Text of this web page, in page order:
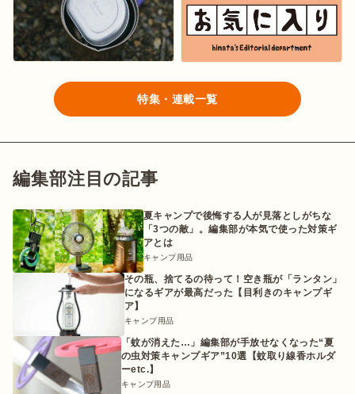
特集・連載一覧
編集部注目の記事
夏キャンプで後悔する人が見落としがちな
「3つの敵」。編集部が本気で使った対策ギ
アとは
キャンプ用品
その瓶、捨てるの待って！空き瓶が「ランタン」
になるギアが最高だった【目利きのキャンプギ
ア】
キャンプ用品
「蚊が消えた…」編集部が手放せなくなった“夏
の虫対策キャンプギア”10選【蚊取り線香ホルダ
ーetc.】
キャンプ用品